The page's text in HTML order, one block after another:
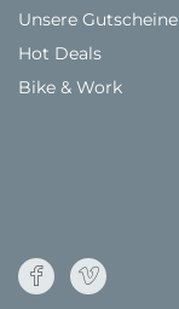
Unsere Gutscheine
Hot Deals
Bike & Work